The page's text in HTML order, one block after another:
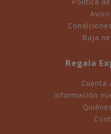
Baja
Regala
Cuenta
Información